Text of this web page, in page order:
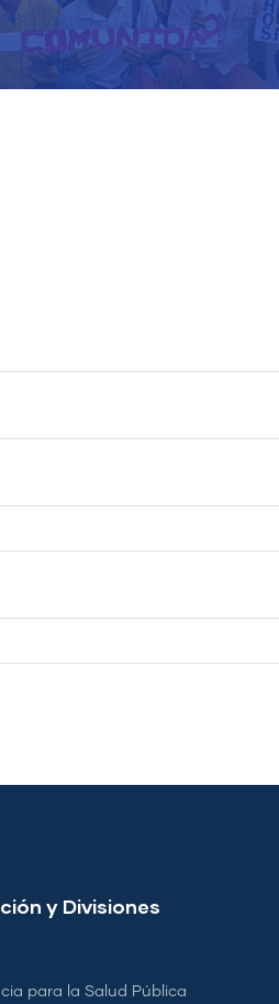
y Divisiones
para la Salud Pública